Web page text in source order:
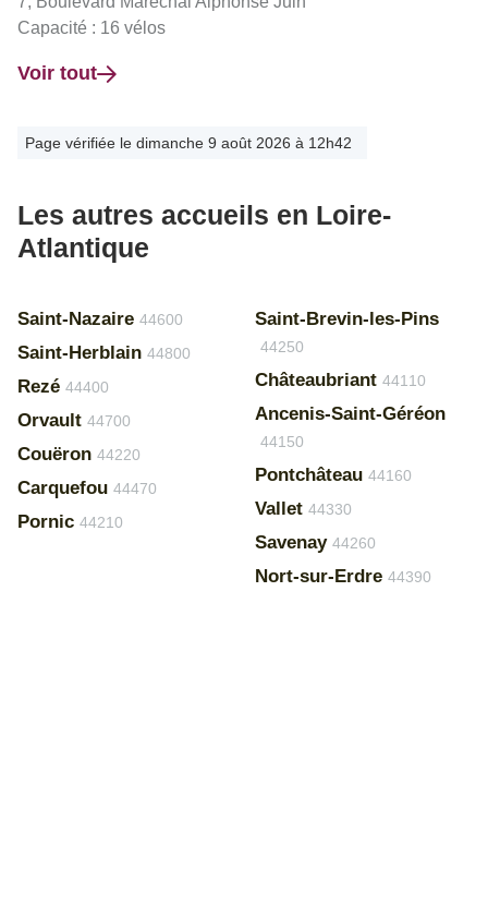
Capacité : 16 vélos
Voir tout
Page vérifiée le dimanche 9 août 2026 à 12h42
Les autres accueils en Loire-
Atlantique
Saint-Nazaire 44600
Saint-Herblain 44800
Rezé 44400
Orvault 44700
Couëron 44220
Carquefou 44470
Pornic 44210
Saint-Brevin-les-Pins
44250
Châteaubriant 44110
Ancenis-Saint-Géréon
44150
Pontchâteau 44160
Vallet 44330
Savenay 44260
Nort-sur-Erdre 44390